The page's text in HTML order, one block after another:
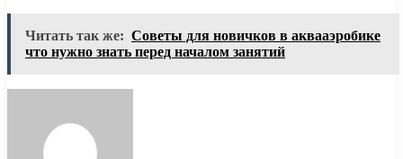
Читать так же: Советы для новичков в аквааэробике
что нужно знать перед началом занятий